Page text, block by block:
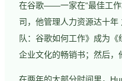
在谷歌——一家在“最佳工作
司，他管理人力资源达十
队：谷歌如何工作》成为
企业文化的畅销书；然后，
在两年的大部分时间里，